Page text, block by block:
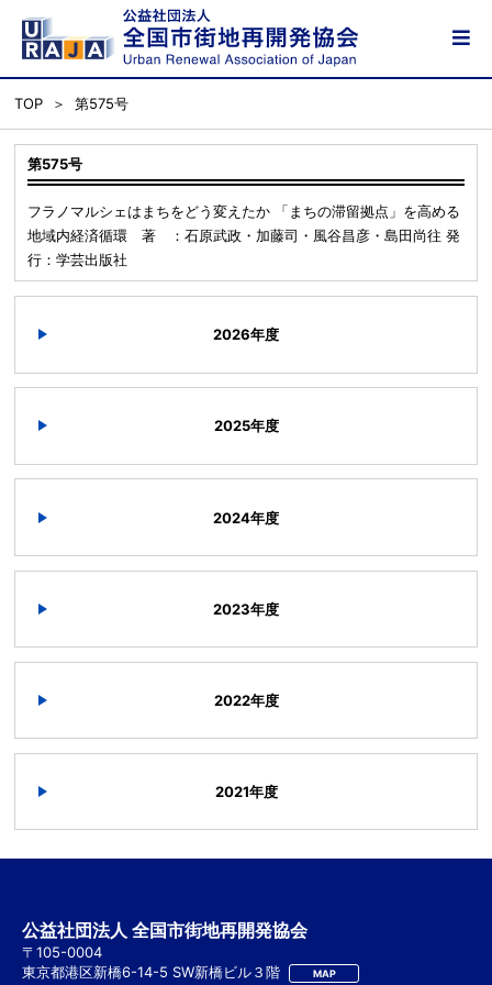
TOP 第575号
第575号
フラノマルシェはまちをどう変えたか 「まちの滞留拠点」を高める
地域内経済循環 著 ：石原武政・加藤司・風谷昌彦・島田尚往 発
行：学芸出版社
2026年度
2025年度
2024年度
2023年度
2022年度
2021年度
公益社団法人 全国市街地再開発協会
〒105-0004
東京都港区新橋6-14-5 SW新橋ビル３階
MAP